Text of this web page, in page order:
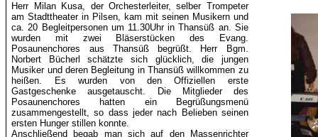
Herr Milan Kusa, der Orchesterleiter, selber Trompeter
am Stadttheater in Pilsen, kam mit seinen Musikern und
ca. 20 Begleitpersonen um 11.30Uhr in Thansüß an. Sie
wurden mit zwei Bläserstücken des Evang.
Posaunenchores aus Thansüß begrüßt. Herr
Bgm.
Norbert
Bücherl
schätzte sich glücklich, die jungen
Musiker und deren Begleitung in Thansüß willkommen zu
heißen. Es wurden von den Offiziellen erste
Gastgeschenke ausgetauscht. Die Mitglieder des
Posaunenchores hatten ein Begrüßungsmenü
zusammengestellt, so dass jeder nach Belieben seinen
ersten Hunger stillen konnte.
Anschließend begab man sich auf den Massenrichter